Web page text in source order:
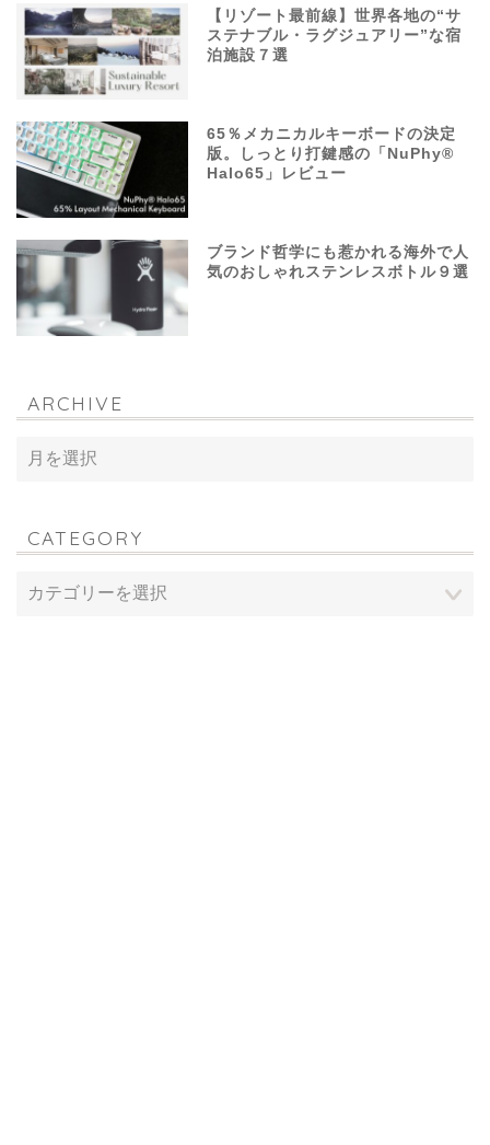
【リゾート最前線】世界各地の“サ
ステナブル・ラグジュアリー”な宿
泊施設７選
65％メカニカルキーボードの決定
版。しっとり打鍵感の「NuPhy®
Halo65」レビュー
ブランド哲学にも惹かれる海外で人
気のおしゃれステンレスボトル９選
ARCHIVE
CATEGORY